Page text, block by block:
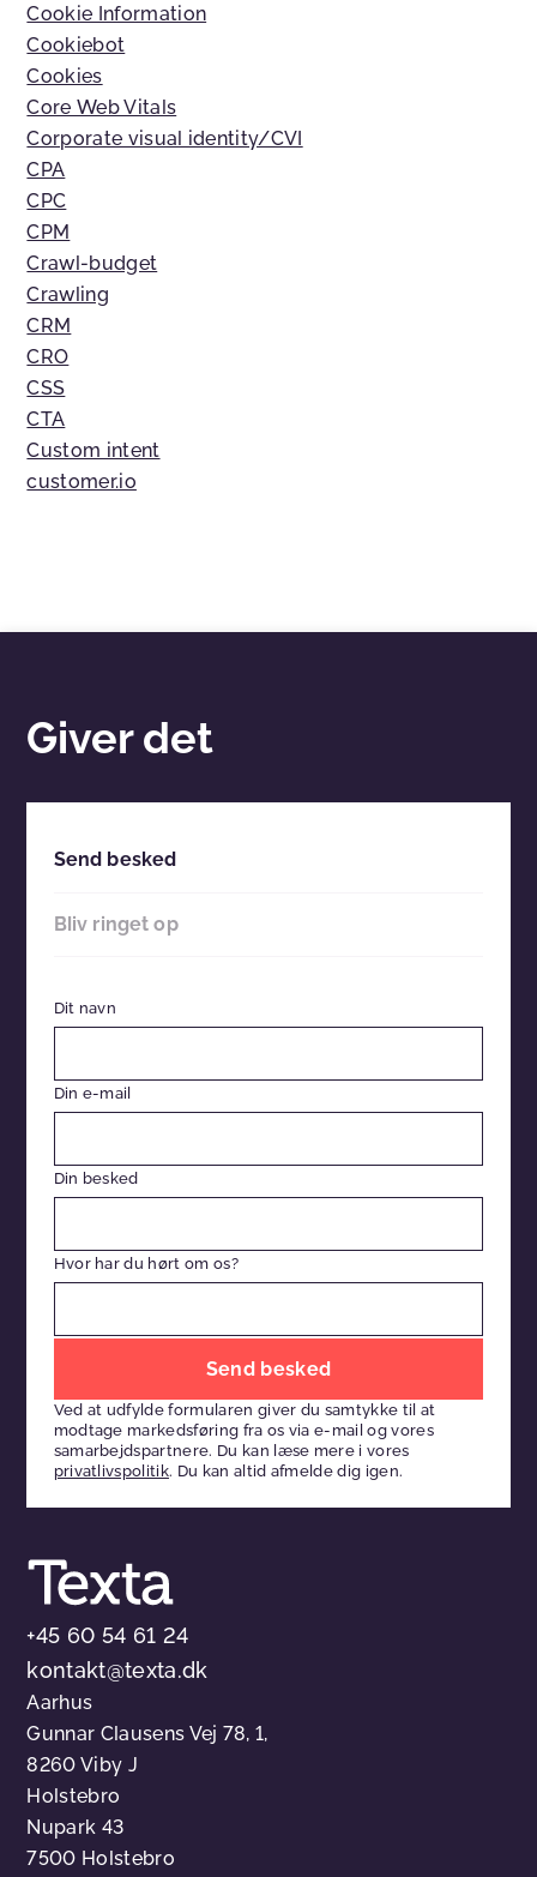
Cookie Information
Cookiebot
Cookies
Core Web Vitals
Corporate visual identity/CVI
CPA
CPC
CPM
Crawl-budget
Crawling
CRM
CRO
CSS
CTA
Custom intent
customer.io
Giver det
Send besked
Bliv ringet op
Dit navn
Din e-mail
Din besked
Hvor har du hørt om os?
dette
felt
tomt
Ved at udfylde formularen giver du samtykke til at
modtage markedsføring fra os via e-mail og vores
samarbejdspartnere. Du kan læse mere i vores
privatlivspolitik. Du kan altid afmelde dig igen.
+45 60 54 61 24
kontakt@texta.dk
Aarhus
Gunnar Clausens Vej 78, 1,
8260 Viby J
Holstebro
Nupark 43
7500 Holstebro